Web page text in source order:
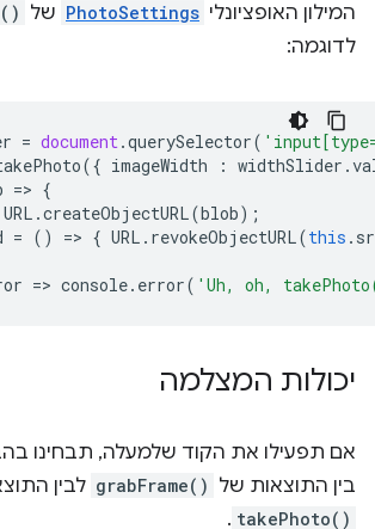
המילון האופציונלי PhotoSettings של
לדוגמה:
= document.querySelector(
({ imageWidth : widthSlider .
=> {
URL .createObjectURL(blob);
= () => { URL . revokeObjectURL(this .
=> console. error( 'Uh, oh,
יכולות המצלמה
אם תפעילו את הקוד שלמעלה, תבחינו
בין התוצאות של grabFrame() לבין
takePhoto()
.